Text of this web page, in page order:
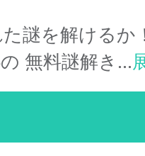
謎を解けるか
無料謎解き...